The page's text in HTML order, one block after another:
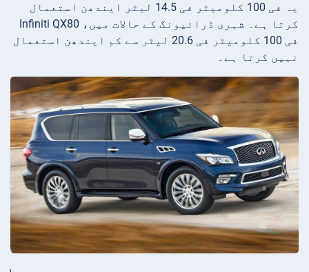
یہ فی 100 کلومیٹر فی 14.5 لیٹر ایندھن استعمال
کرتا ہے۔ شہری ڈرائیونگ کے حالات میں، Infiniti QX80
فی 100 کلومیٹر فی 20.6 لیٹر سے کم ایندھن استعمال
نہیں کرتا ہے۔